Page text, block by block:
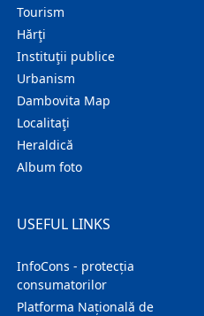
Tourism
Hărţi
Instituţii publice
Urbanism
Dambovita Map
Localitaţi
Heraldică
Album foto
USEFUL LINKS
InfoCons - protecția
consumatorilor
Platforma Națională de